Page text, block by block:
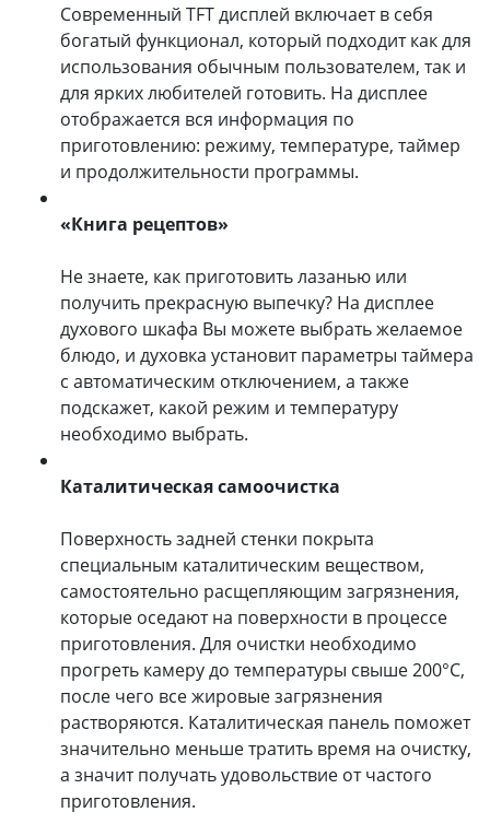
Современный TFT дисплей включает в себя
богатый функционал, который подходит как для
использования обычным пользователем, так и
для ярких любителей готовить. На дисплее
отображается вся информация по
приготовлению: режиму, температуре, таймер
и продолжительности программы.
«Книга рецептов»
Не знаете, как приготовить лазанью или
получить прекрасную выпечку? На дисплее
духового шкафа Вы можете выбрать желаемое
блюдо, и духовка установит параметры таймера
с автоматическим отключением, а также
подскажет, какой режим и температуру
необходимо выбрать.
Каталитическая самоочистка
Поверхность задней стенки покрыта
специальным каталитическим веществом,
самостоятельно расщепляющим загрязнения,
которые оседают на поверхности в процессе
приготовления. Для очистки необходимо
прогреть камеру до температуры свыше 200°C,
после чего все жировые загрязнения
растворяются. Каталитическая панель поможет
значительно меньше тратить время на очистку,
а значит получать удовольствие от частого
приготовления.